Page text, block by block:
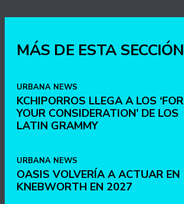
MÁS DE ESTA SECCIÓN
URBANA NEWS
KCHIPORROS LLEGA A LOS ‘FOR
YOUR CONSIDERATION’ DE LOS
LATIN GRAMMY
URBANA NEWS
OASIS VOLVERÍA A ACTUAR EN
KNEBWORTH EN 2027